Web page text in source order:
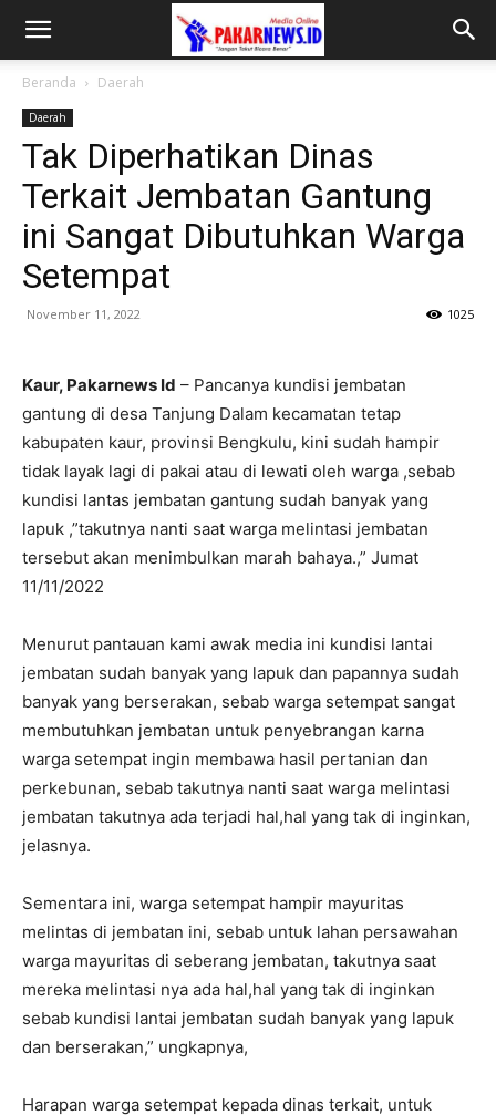
Beranda Daerah
Daerah
Tak Diperhatikan Dinas
Terkait Jembatan Gantung
ini Sangat Dibutuhkan Warga
Setempat
November 11, 2022 1025
Kaur, Pakarnews Id – Pancanya kundisi jembatan
gantung di desa Tanjung Dalam kecamatan tetap
kabupaten kaur, provinsi Bengkulu, kini sudah hampir
tidak layak lagi di pakai atau di lewati oleh warga ,sebab
kundisi lantas jembatan gantung sudah banyak yang
lapuk ,”takutnya nanti saat warga melintasi jembatan
tersebut akan menimbulkan marah bahaya.,” Jumat
11/11/2022
Menurut pantauan kami awak media ini kundisi lantai
jembatan sudah banyak yang lapuk dan papannya sudah
banyak yang berserakan, sebab warga setempat sangat
membutuhkan jembatan untuk penyebrangan karna
warga setempat ingin membawa hasil pertanian dan
perkebunan, sebab takutnya nanti saat warga melintasi
jembatan takutnya ada terjadi hal,hal yang tak di inginkan,
jelasnya.
Sementara ini, warga setempat hampir mayuritas
melintas di jembatan ini, sebab untuk lahan persawahan
warga mayuritas di seberang jembatan, takutnya saat
mereka melintasi nya ada hal,hal yang tak di inginkan
sebab kundisi lantai jembatan sudah banyak yang lapuk
dan berserakan,” ungkapnya,
Harapan warga setempat kepada dinas terkait, untuk